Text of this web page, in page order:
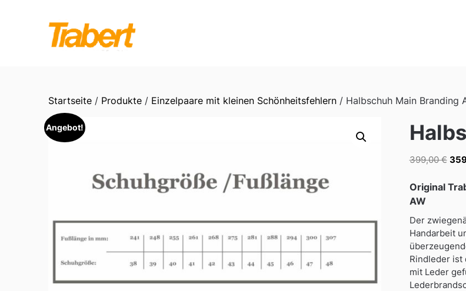
Startseite / Produkte / Einzelpaare mit kleinen Schönheitsfehlern / Halbschuh Main Branding
Angebot!
399,00€
war:
Original
AW
Der
Handarbeit
Rindleder ist
mit Leder